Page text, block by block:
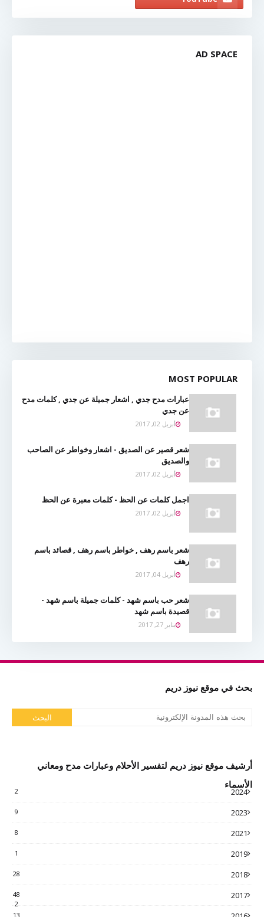
AD SPACE
MOST POPULAR
عبارات مدح جدي , اشعار جميلة عن جدي , كلمات مدح
عن جدي
أبريل 02, 2017
شعر قصير عن الصديق - اشعار وخواطر عن الصاحب
والصديق
أبريل 02, 2017
اجمل كلمات عن الحظ - كلمات معبرة عن الحظ
أبريل 02, 2017
شعر باسم رهف , خواطر باسم رهف , قصائد باسم
رهف
أبريل 04, 2017
شعر حب باسم شهد - كلمات جميلة باسم شهد -
قصيدة باسم شهد
يناير 27, 2017
بحث في موقع نيوز دريم
أرشيف موقع نيوز دريم لتفسير الأحلام وعبارات مدح ومعاني
الأسماء
2024
2
2023
9
2021
8
2019
1
2018
28
2017
48
2
13